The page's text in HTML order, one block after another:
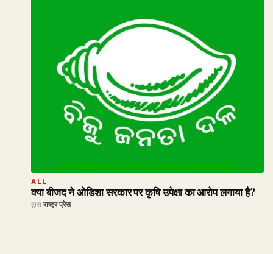
ALL
क्या बीजद ने ओडिशा सरकार पर कृषि उपेक्षा का आरोप लगाया है?
द्वारा राष्ट्र प्रेस